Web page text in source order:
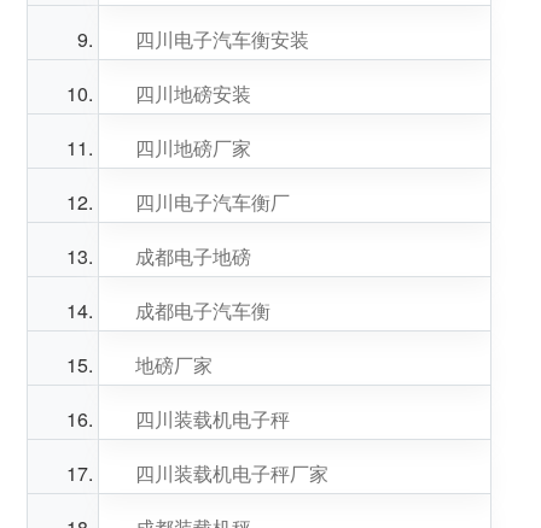
四川电子汽车衡安装
四川地磅安装
四川地磅厂家
四川电子汽车衡厂
成都电子地磅
成都电子汽车衡
地磅厂家
四川装载机电子秤
四川装载机电子秤厂家